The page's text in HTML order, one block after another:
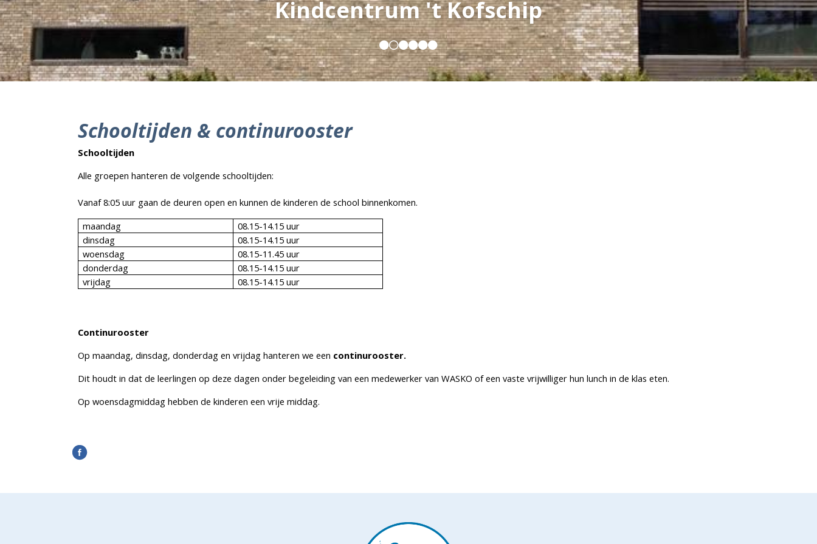
Kindcentrum 't Kofschip
Schooltijden & continurooster
Schooltijden
Alle groepen hanteren de volgende schooltijden:
Vanaf 8:05 uur gaan de deuren open en kunnen de kinderen de school binnenkomen.
maandag
08.15-14.15 uur
dinsdag
08.15-14.15 uur
woensdag
08.15-11.45 uur
donderdag
08.15-14.15 uur
vrijdag
08.15-14.15 uur
Continurooster
Op maandag, dinsdag, donderdag en vrijdag hanteren we een continurooster.
Dit houdt in dat de leerlingen op deze dagen onder begeleiding van een medewerker van WASKO of een vaste vrijwilliger hun lunch in de klas eten.
Op woensdagmiddag hebben de kinderen een vrije middag.